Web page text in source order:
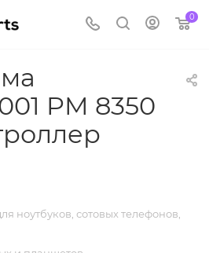
0
PM 8350
ноутбуков, сотовых телефонов,